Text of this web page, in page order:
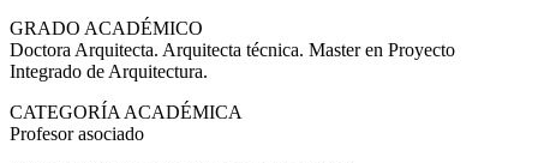
GRADO ACADÉMICO
Doctora Arquitecta. Arquitecta técnica. Master en Proyecto
Integrado de Arquitectura.
CATEGORÍA ACADÉMICA
Profesor asociado